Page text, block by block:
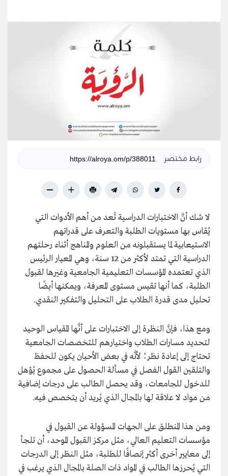
رابط مختصر
لا شك أنَّ الاختبارات الدراسية تُعد من أهم الأدوات التي
يُقاس بها مستويات الطلبة والتعرف على قدراتهم
الاستيعابية لما يستقبلونه من العلوم والمناهج أثناء رحلتهم
الدراسية التي تمتد لأكثر من 12 سنة، وهي المعيار الرئيس
الذي تعتمده المؤسسات التعليمية الجامعية وغيرها لقبول
الطلبة، كما أنها تقيس مستوى المعرفة، ويمكنها أيضًا
تحليل مدى قدرة الطلاب على التحليل والتفكير النقدي.
ومع هذا، فإنَّ النظرة إلى الاختبارات على أنَّها المقياس الوحيد
لتحديد مسارات الطلاب واختيارهم للتخصصات الجامعية
تحتاج إلى إعادة نظر؛ لأنَّه في بعض الأحيان يكون للحفظ
والتلقين القول الفصل في مسألة الحصول على مجموع يُؤهل
للدخول للجامعات، وقد يحصل الطالب على درجات إضافية
من مواد لا علاقة لها بالمجال الذي يُريد أن يتخصص فيه.
ومن هذا المنطلق على الجهات المسؤولة عن القبول في
مؤسسات التعليم العالي، مثل مركز القبول الموحد، أن تلجأ
إلى معايير أخرى أكثر إنصافًا للطلبة، مثل النظر إلى الدرجات
التي يُحرزها الطالب في المواد ذات الصلة بالمجال الذي يرغب في